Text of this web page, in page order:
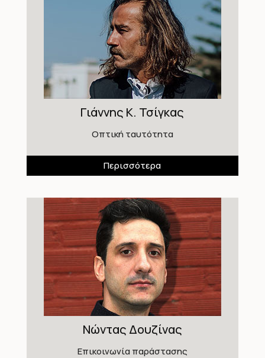
Γιάννης Κ. Τσίγκας
Οπτική ταυτότητα
Περισσότερα
Νώντας Δουζίνας
Επικοινωνία παράστασης